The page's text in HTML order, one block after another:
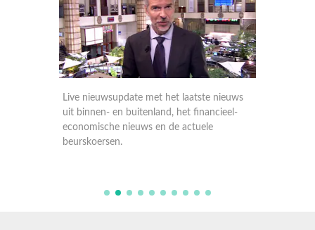
Live nieuwsupdate met het laatste nieuws
uit binnen- en buitenland, het financieel-
economische nieuws en de actuele
beurskoersen.